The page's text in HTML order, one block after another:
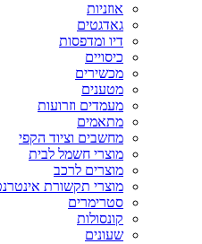
אוזניות
גאדגטים
דיו ומדפסות
כיסויים
מכשירים
מטענים
מעמדים וזרועות
מתאמים
מחשבים וציוד הקפי
מוצרי חשמל לבית
מוצרים לרכב
מוצרי תקשורת אינטרנט
סטרימרים
קונסולות
שעונים